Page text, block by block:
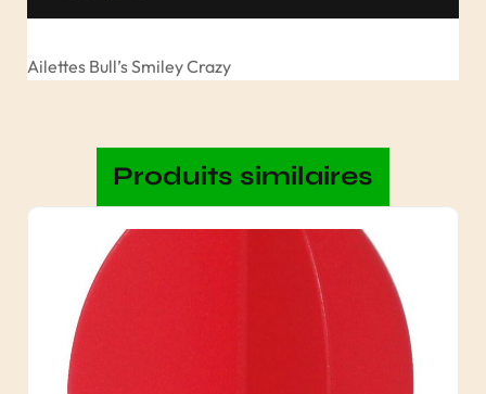
Ailettes Bull’s Smiley Crazy
Produits similaires